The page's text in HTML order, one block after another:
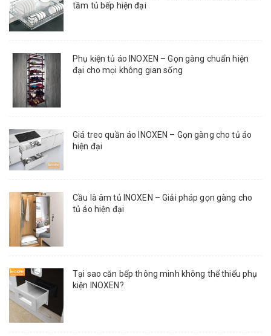
tầm tủ bếp hiện đại
Phụ kiện tủ áo INOXEN – Gọn gàng chuẩn hiện
đại cho mọi không gian sống
Giá treo quần áo INOXEN – Gọn gàng cho tủ áo
hiện đại
Cầu là âm tủ INOXEN – Giải pháp gọn gàng cho
tủ áo hiện đại
Tại sao căn bếp thông minh không thể thiếu phụ
kiện INOXEN?